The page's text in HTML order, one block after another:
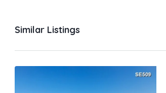
Similar Listings